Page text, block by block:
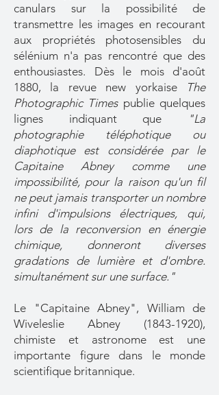
canulars sur la possibilité de
transmettre les images en recourant
aux propriétés photosensibles du
sélénium n'a pas rencontré que des
enthousiastes. Dès le mois d'août
1880, la revue new yorkaise
The
Photographic Times publie quelques
lignes indiquant que
"La
photographie téléphotique ou
diaphotique est considérée par le
Capitaine Abney comme une
impossibilité, pour la raison qu'un fil
ne peut jamais transporter un nombre
infini d'impulsions électriques, qui,
lors de la reconversion en énergie
chimique, donneront diverses
gradations de lumière et d'ombre.
simultanément sur une surface."
Le "Capitaine Abney", William de
Wiveleslie Abney
(1843-1920),
chimiste et astronome est une
importante figure dans le monde
scientifique britannique.